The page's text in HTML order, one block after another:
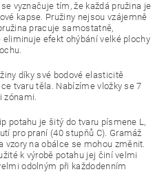
vyznačuje tím, že každá pružina je
kapse. Pružiny nejsou vzájemně
pracuje samostatně,
eliminuje efekt ohýbání velké plochy
díky své bodové elasticitě
tvaru těla. Nabízíme vložky se 7
zónami.
potahu je šitý do tvaru písmene L,
pro praní (40 stupňů C). Gramáž
vzory na obálce se mohou změnit.
k výrobě potahu jej činí velmi
odolným při každodenním